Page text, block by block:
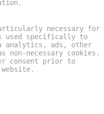
necessary for
used specifically to
analytics, ads, other
non-necessary cookies.
consent prior to